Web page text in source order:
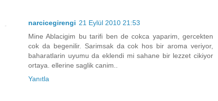
narcicegirengi 21 Eylül 2010 21:53
Mine Ablacigim bu tarifi ben de cokca yaparim, gercekten
cok da begenilir. Sarimsak da cok hos bir aroma veriyor,
baharatlarin uyumu da eklendi mi sahane bir lezzet cikiyor
ortaya. ellerine saglik canim..
Yanıtla